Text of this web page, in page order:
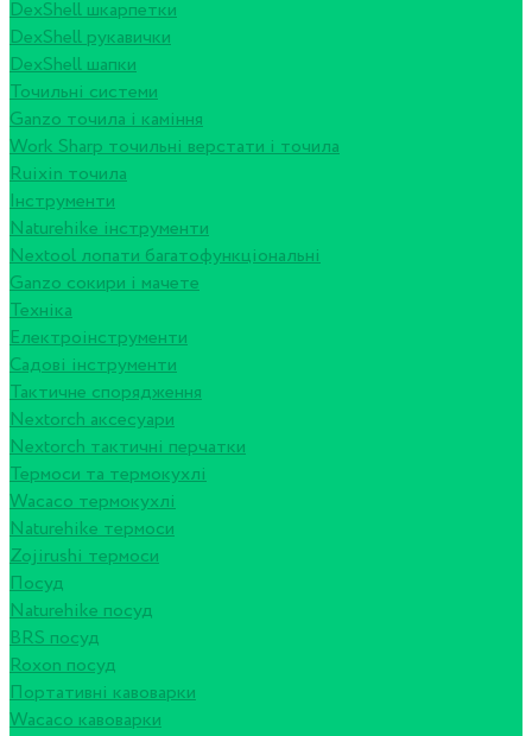
DexShell шкарпетки
DexShell рукавички
DexShell шапки
Точильні системи
Ganzo точила і каміння
Work Sharp точильні верстати і точила
Ruixin точила
Інструменти
Naturehike інструменти
Nextool лопати багатофункціональні
Ganzo сокири і мачете
Техніка
Електроінструменти
Садові інструменти
Тактичне спорядження
Nextorch аксесуари
Nextorch тактичні перчатки
Термоси та термокухлі
Wacaco термокухлі
Naturehike термоси
Zojirushi термоси
Посуд
Naturehike посуд
BRS посуд
Roxon посуд
Портативні кавоварки
Wacaco кавоварки